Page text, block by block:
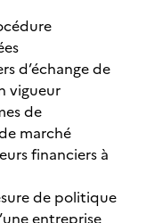
d’échange de
vigueur
de
marché
financiers à
de politique
entreprise